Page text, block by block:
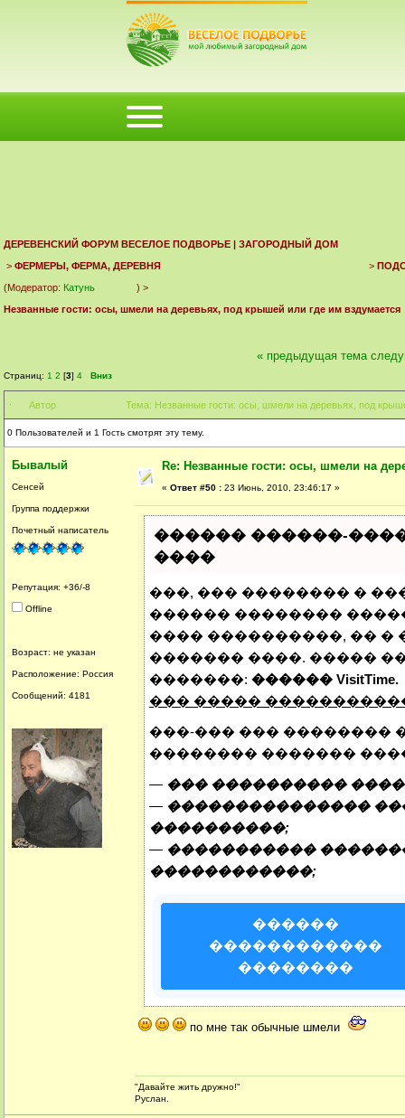
КАЛЕНДАРЬ ВОЙТИ РЕГИСТРАЦИЯ
ДЕРЕВЕНСКИЙ ФОРУМ ВЕСЕЛОЕ ПОДВОРЬЕ | ЗАГОРОДНЫЙ ДОМ
> ФЕРМЕРЫ, ФЕРМА, ДЕРЕВНЯ >
(Модератор: Катунь
) >
Незванные гости: осы, шмели на деревьях, под крышей или где им вздумается
Страниц: 1 2 [3] 4 Вниз
« предыдущая тема
Автор Тема: Незванные гости: осы, шмели на деревьях, под
0 Пользователей и 1 Гость смотрят эту тему.
Бывалый
Сенсей
Группа поддержки
Почетный написатель
Репутация: +36/-8
Offline
Возраст: не указан
Расположение: Россия
Сообщений: 4181
Re: Незванные гости: осы, шмели на
« Ответ #50 : 23 Июнь, 2010, 23:46:17 »
������ ������-
����
���, ��� �������� �
������ ��������
���� ����������, �� �
������� ����. �����
�������: ������ VisitTime.
��� �����
���-��� ��� ��������
�������� �������
— ��� ����������
— ���������������
����������;
— �����������
������������;
������
������������
��������
по мне так обычные шмели
"Давайте жить дружно!"
Руслан.